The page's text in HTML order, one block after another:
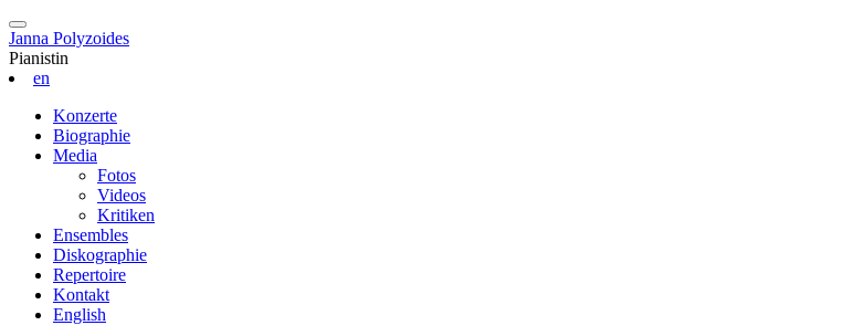
Janna Polyzoides
Pianistin
en
Konzerte
Biographie
Media
Fotos
Videos
Kritiken
Ensembles
Diskographie
Repertoire
Kontakt
English